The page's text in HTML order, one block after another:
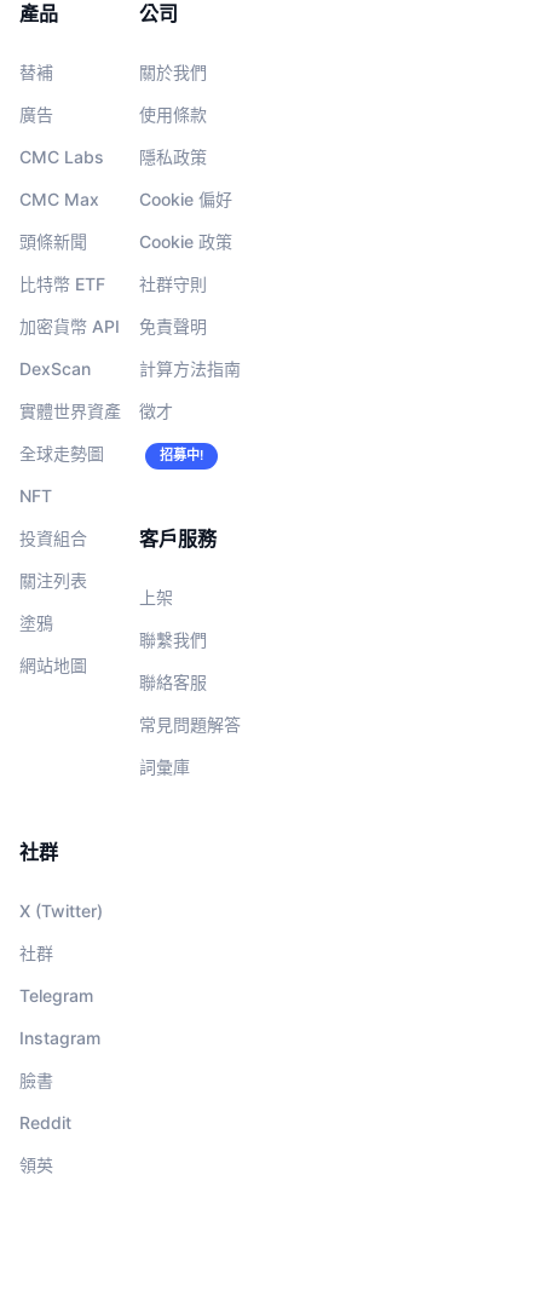
產品
替補
廣告
CMC Labs
CMC Max
頭條新聞
比特幣 ETF
加密貨幣 API
DexScan
實體世界資產
全球走勢圖
NFT
投資組合
關注列表
塗鴉
網站地圖
公司
關於我們
使用條款
隱私政策
Cookie 偏好
Cookie 政策
社群守則
免責聲明
計算方法指南
徵才
招募中!
客戶服務
上架
聯繫我們
聯絡客服
常見問題解答
詞彙庫
社群
X (Twitter)
社群
Telegram
Instagram
臉書
Reddit
領英